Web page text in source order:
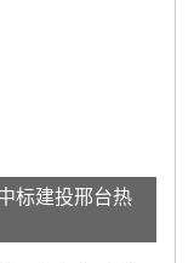
标建投邢台热